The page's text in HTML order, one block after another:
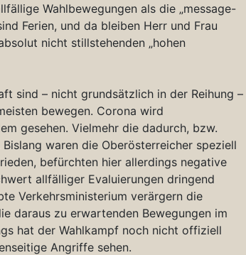
Wahlbewegungen als die „message-
Ferien, und da bleiben Herr und Frau
nicht stillstehenden „hohen
sind – nicht grundsätzlich in der Reihung –
bewegen. Corona wird
gesehen. Vielmehr die dadurch, bzw.
waren die Oberösterreicher speziell
befürchten hier allerdings negative
allfälliger Evaluierungen dringend
Verkehrsministerium verärgern die
daraus zu erwartenden Bewegungen im
hat der Wahlkampf noch nicht offiziell
Angriffe sehen.